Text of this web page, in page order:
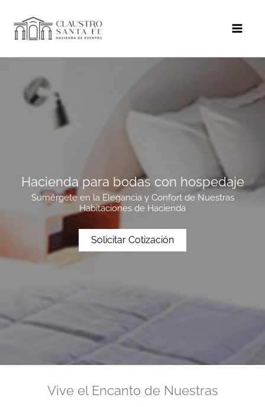
Hacienda para bodas con hospedaje
Sumérgete en la Elegancia y Confort de Nuestras
Habitaciones de Hacienda
Solicitar Cotización
Vive el Encanto de Nuestras